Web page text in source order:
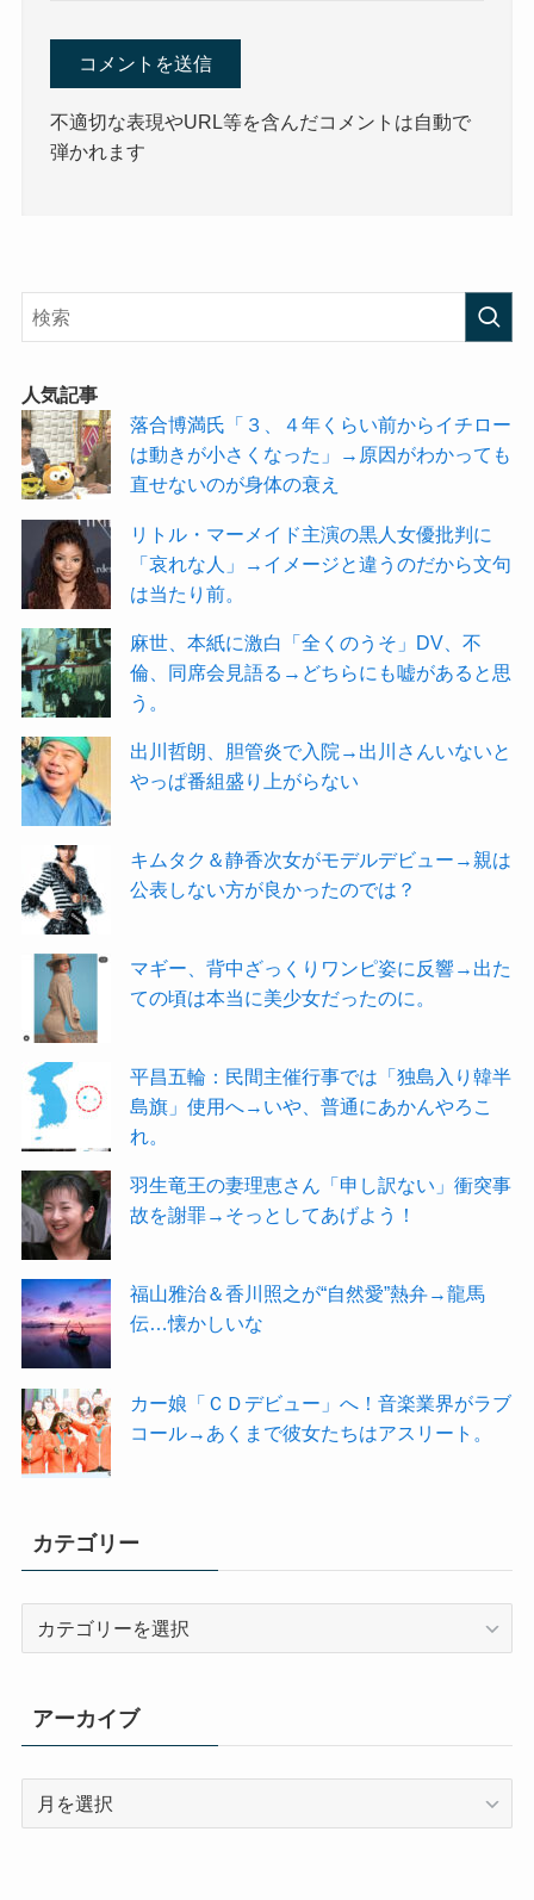
不適切な表現やURL等を含んだコメントは自動で
弾かれます
人気記事
落合博満氏「３、４年くらい前からイチロー
は動きが小さくなった」→原因がわかっても
直せないのが身体の衰え
リトル・マーメイド主演の黒人女優批判に
「哀れな人」→イメージと違うのだから文句
は当たり前。
麻世、本紙に激白「全くのうそ」DV、不
倫、同席会見語る→どちらにも嘘があると思
う。
出川哲朗、胆管炎で入院→出川さんいないと
やっぱ番組盛り上がらない
キムタク＆静香次女がモデルデビュー→親は
公表しない方が良かったのでは？
マギー、背中ざっくりワンピ姿に反響→出た
ての頃は本当に美少女だったのに。
平昌五輪：民間主催行事では「独島入り韓半
島旗」使用へ→いや、普通にあかんやろこ
れ。
羽生竜王の妻理恵さん「申し訳ない」衝突事
故を謝罪→そっとしてあげよう！
福山雅治＆香川照之が“自然愛”熱弁→龍馬
伝…懐かしいな
カー娘「ＣＤデビュー」へ！音楽業界がラブ
コール→あくまで彼女たちはアスリート。
カテゴリー
リ
ー
アーカイブ